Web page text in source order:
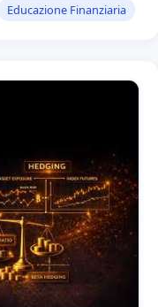
Educazione Finanziaria